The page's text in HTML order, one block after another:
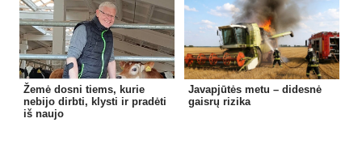
Žemė dosni tiems, kurie
nebijo dirbti, klysti ir pradėti
iš naujo
Javapjūtės metu – didesnė
gaisrų rizika